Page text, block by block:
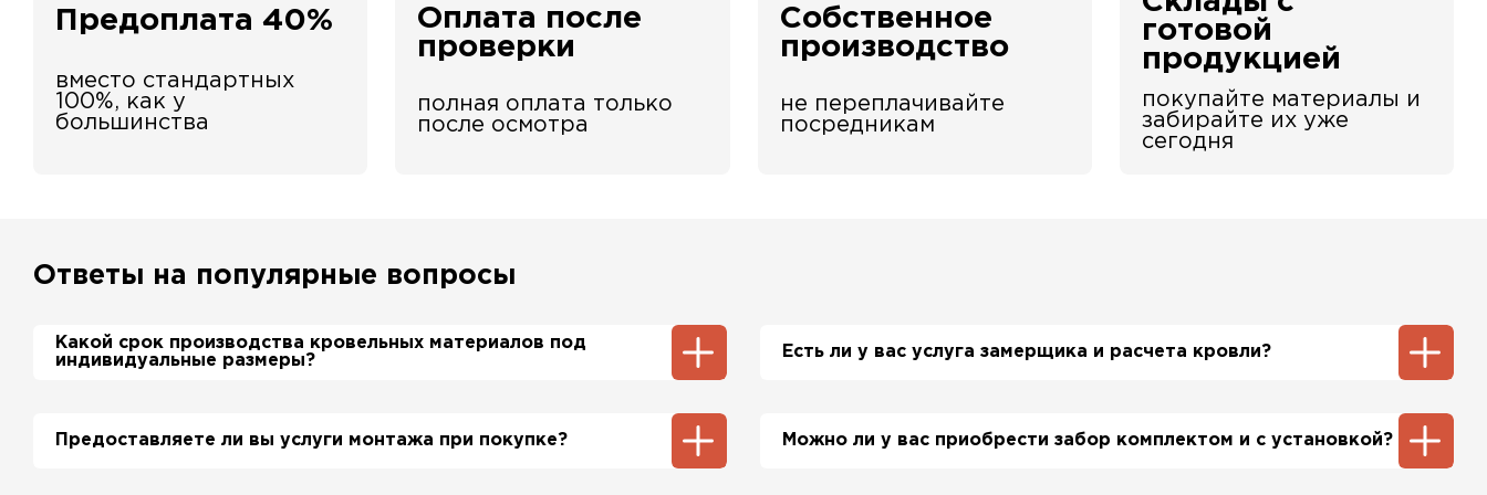
Предоплата 40%
вместо стандартных
100%, как у
большинства
Оплата после
проверки
полная оплата только
после осмотра
Собственное
производство
не переплачивайте
посредникам
готовой
продукцией
покупайте материалы и
забирайте их уже
сегодня
Ответы на популярные вопросы
Какой срок производства кровельных материалов под
индивидуальные размеры?
Примерный срок производства металлочерепицы и профнастила 1-2
дня. Производственные мощности позволяют нам производить
более 700 м2 в день.
Есть ли у вас услуга замерщика и расчета кровли?
просьбе приедет на объект и сделает экспертный расчет. При этом
стоимость расчета нашим специалистом будет бесплатно.
Предоставляете ли вы услуги монтажа при покупке? Можно ли у вас приобрести забор комплектом и с установкой?